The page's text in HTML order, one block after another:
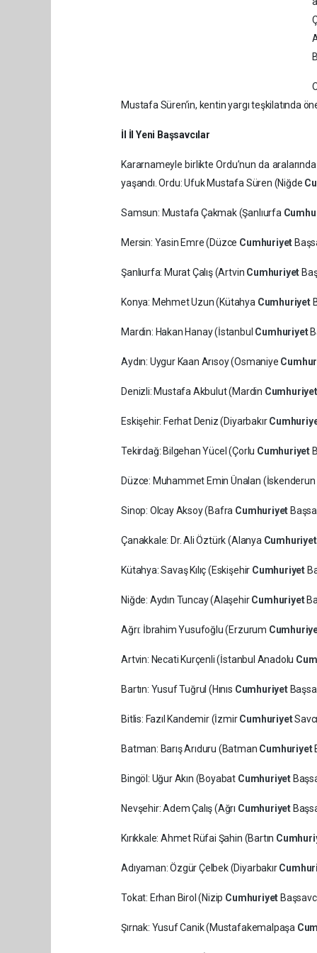
Mustafa Süren’in, kentin yargı teşkilatında
İl İl Yeni Başsavcılar
Kararnameyle birlikte Ordu’nun da
yaşandı. Ordu: Ufuk Mustafa Süren (Niğde
Samsun: Mustafa Çakmak (Şanlıurfa
Mersin: Yasin Emre (Düzce Cumhuriyet
Şanlıurfa: Murat Çalış (Artvin Cumhuriyet
Konya: Mehmet Uzun (Kütahya Cumhuriyet
Mardin: Hakan Hanay (İstanbul Cumhuriyet
Aydın: Uygur Kaan Arısoy (Osmaniye
Denizli: Mustafa Akbulut (Mardin Cumhuriyet
Eskişehir: Ferhat Deniz (Diyarbakır
Tekirdağ: Bilgehan Yücel (Çorlu Cumhuriyet
Düzce: Muhammet Emin Ünalan (İskenderun
Sinop: Olcay Aksoy (Bafra Cumhuriyet
Çanakkale: Dr. Ali Öztürk (Alanya Cumhuriyet
Kütahya: Savaş Kılıç (Eskişehir Cumhuriyet
Niğde: Aydın Tuncay (AlaşehirCumhuriyet
Ağrı: İbrahim Yusufoğlu (Erzurum
Artvin: Necati Kurçenli (İstanbul Anadolu
Bartın: Yusuf Tuğrul (Hınıs Cumhuriyet
Bitlis: Fazıl Kandemir (İzmirCumhuriyet
Batman: Barış Arıduru (Batman Cumhuriyet
Bingöl: Uğur Akın (Boyabat Cumhuriyet
Nevşehir: Adem Çalış (Ağrı Cumhuriyet
Kırıkkale: Ahmet Rüfai Şahin (Bartın
Adıyaman: Özgür Çelbek (Diyarbakır
Tokat: Erhan Birol (Nizip Cumhuriyet
Şırnak: Yusuf Canik (Mustafakemalpaşa